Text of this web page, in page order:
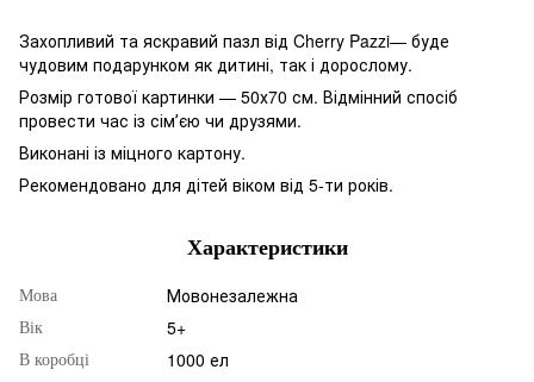
Захопливий та яскравий пазл від Cherry Pazzi— буде
чудовим подарунком як дитині, так і дорослому.
Розмір готової картинки — 50х70 см. Відмінний спосіб
провести час із сімʼєю чи друзями.
Виконані із міцного картону.
Рекомендовано для дітей віком від 5-ти років.
Характеристики
Мова Мовонезалежна
Вік 5+
В коробці
1000 ел